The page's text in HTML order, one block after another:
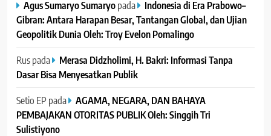
Agus Sumaryo Sumaryopada
Indonesia di Era Prabowo–
Gibran: Antara Harapan Besar, Tantangan Global, dan Ujian
Geopolitik Dunia Oleh: Troy Evelon Pomalingo
Ruspada
Merasa Didzholimi, H. Bakri: Informasi Tanpa
Dasar Bisa Menyesatkan Publik
Setio EP pada
AGAMA, NEGARA, DAN BAHAYA
PEMBAJAKAN OTORITAS PUBLIK Oleh: Singgih Tri
Sulistiyono